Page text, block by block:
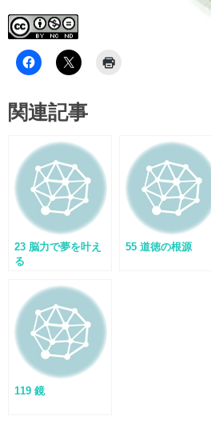
関連記事
23 脳力で夢を叶え
る
55 道徳の根源
119 鏡